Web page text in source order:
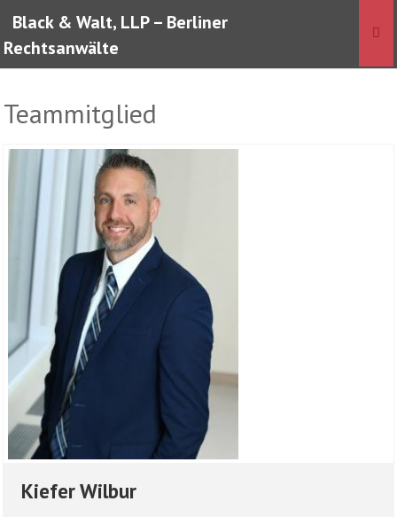
content
Black & Walt, LLP – Berliner
Rechtsanwälte
Teammitglied
Kiefer Wilbur